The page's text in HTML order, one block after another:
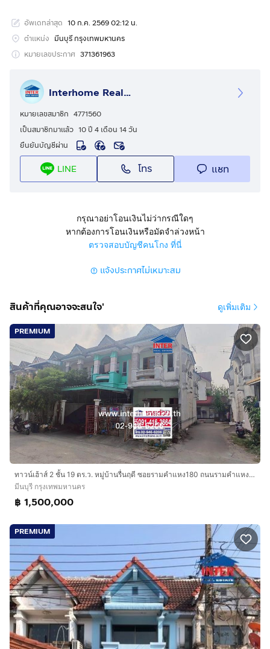
ขนาด 40 ตร.ว.
ที่ตั้ง : ทาวน์เฮ้าส์ ซอยรามคำแหง170 แยก7 ถ.รามอินทรา
รายละเอียด
ใกล้โลตัส บิ๊กซี โฮมโปร ไทวัสดุ สาขาสุขาภิบาล 3 โรงเรียน
เตรียมอุดมศึกษาน้อมเกล้า
ขายทาวน์เฮ้าส์ 2 ชั้น ซอยรามคำแหง170 แยก7 ถนน
รามคำแหง แขวงมีนบุรี เขตมีนบุรี กรุงเทพมหานคร
มีที่จอดรถ 2 คัน แอร์ 1 ตัว
2 ห้องน้ำ 2 หลังติดกันทุบกำแพงกั้นห้องใหม่ เคยเป็นโฮม
แถมแอร์ 1 ตัว ปั้มน้ำ ต่อเติมหลังคาที่จอดรถหน้าบ้าน จอดรถ
ได้ 2 คัน ต่อเติมห้องครัวบิวท์อิน
ทำเลดีสถานที่ใกล้เคียง
ใกล้โลตัส บิ๊กซี โฮมโปร ไทวัสดุ สาขาสุขาภิบาล 3 โรงเรียน
เตรียมอุดมศึกษาน้อมเกล้า มหาวิทยาลัยเกษมบัณฑิต-ร่ม
เกล้า โรงพยาบาลนวมินทร์ 9 โรงพยาบาลเสรีรักษ์ โรง
พยาบาลนพรัตน์ โรงพยาบาลเกษมราษฎร์ รามคำแหง
มหาวิทยาลัยรามคำแหง มหาวิทยาลัยเอแบค โรงพยาบาล
เวชธานี โรงพยาบาลลาดพร้าว โรงพยาบาลรามคำแหง
ราชมังคลากีฬาสถาน(กกท.) ห้างสรรพสินค้าพาซิโอ้ ตลาด
สัมมากรณ์ ตลาดมีนบุรี Top รามคำแหง โกลเด้นเพลส
การเดินทางสะดวก
ถนนรามคำแหง ถนนร่มเกล้า
ใกล้ทางด่วนมอเตอร์เวย์
ใกล้ทางด่วนวงแหวนรอบนอก
ใกล้สนามบินสุวรรณภูมิ
บริษัท อินเตอร์โฮม เรียลตี้ เอสเตท จำกัด
Interhome Realty Estate
www.interhome.co.th
โทร.
กดเพื่อดูเบอร์โทร xxxxxx206
อัพเดทล่าสุด 10 ก.ค. 2569 02:12 น.
ตำแหน่ง มีนบุรี กรุงเทพมหานคร
หมายเลขประกาศ 371361963
Interhome Realty Estate
หมายเลขสมาชิก 4771560
เป็นสมาชิกมาแล้ว 10 ปี 4 เดือน 14 วัน
ยืนยันบัญชีผ่าน
LINE โทร แชท
กรุณาอย่าโอนเงินไม่ว่ากรณีใดๆ
หากต้องการโอนเงินหรือมัดจำล่วงหน้า
ตรวจสอบบัญชีคนโกง ที่นี่
แจ้งประกาศไม่เหมาะสม
สินค้าที่คุณอาจจะสนใจ' ดูเพิ่มเติม
PREMIUM
ทาวน์เฮ้าส์ 2 ชั้น 19 ตร.ว. หมู่บ้านรื่นฤดี ซอยรามคำแหง180 ถนนรามคำแหง เขตมีนบุรี กรุงเทพมหานคร
มีนบุรี กรุงเทพมหานคร
฿ 1,500,000
PREMIUM